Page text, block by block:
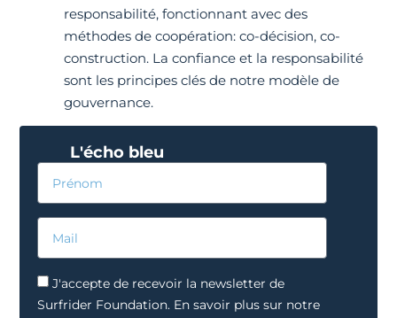
responsabilité, fonctionnant avec des
méthodes de coopération: co-décision, co-
construction. La confiance et la responsabilité
sont les principes clés de notre modèle de
gouvernance.
L'écho bleu
J'accepte de recevoir la newsletter de
Surfrider Foundation. En savoir plus sur notre